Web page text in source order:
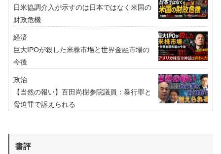
日米協調介入が示すのは日本ではなく米国の
財政危機
経済
巨大IPOが殺した米株市場と世界金融市場の
今後
政治
【当然の報い】百田尚樹参院議員：暴行罪と
脅迫罪で訴えられる
書評